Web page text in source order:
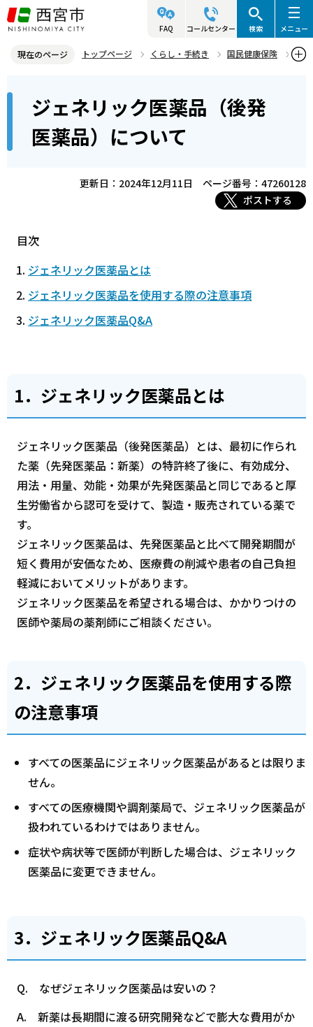
こ
の
ジ
頭
FAQ コールセンター 検索 メニュー
現在のページ トップページ くらし・手続き
国民健康保険
ジェネリック医薬品（後発医薬品）について
ジェネリック医薬品（後発
医薬品）について
更新日：2024年12月11日
ページ番号：47260128
ポストする
目次
ジェネリック医薬品とは
ジェネリック医薬品を使用する際の注意事項
ジェネリック医薬品Q&A
1．ジェネリック医薬品とは
ジェネリック医薬品（後発医薬品）とは、最初に作られ
た薬（先発医薬品：新薬）の特許終了後に、有効成分、
用法・用量、効能・効果が先発医薬品と同じであると厚
生労働省から認可を受けて、製造・販売されている薬で
す。
ジェネリック医薬品は、先発医薬品と比べて開発期間が
短く費用が安価なため、医療費の削減や患者の自己負担
軽減においてメリットがあります。
ジェネリック医薬品を希望される場合は、かかりつけの
医師や薬局の薬剤師にご相談ください。
2．ジェネリック医薬品を使用する際
の注意事項
すべての医薬品にジェネリック医薬品があるとは限りま
せん。
すべての医療機関や調剤薬局で、ジェネリック医薬品が
扱われているわけではありません。
症状や病状等で医師が判断した場合は、ジェネリック
医薬品に変更できません。
3．ジェネリック医薬品Q&A
Q. なぜジェネリック医薬品は安いの？
A. 新薬は長期間に渡る研究開発などで膨大な費用がか